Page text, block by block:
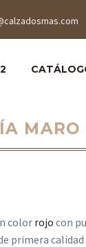
colorrojo con
primera